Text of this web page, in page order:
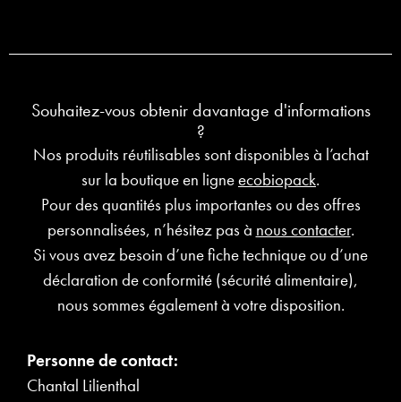
Souhaitez-vous obtenir davantage d'informations
?
Nos produits réutilisables sont disponibles à l’achat
sur la boutique en ligneecobiopack.
Pour des quantités plus importantes ou des offres
personnalisées, n’hésitez pas à nous contacter.
Si vous avez besoin d’une fiche technique ou d’une
déclaration de conformité (sécurité alimentaire),
nous sommes également à votre disposition.
Personne de contact:
Chantal Lilienthal